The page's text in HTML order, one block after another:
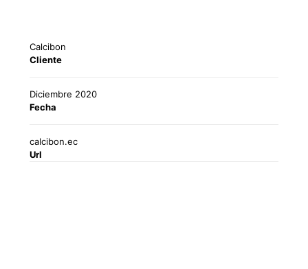
Calcibon
Cliente
Diciembre 2020
Fecha
calcibon.ec
Url